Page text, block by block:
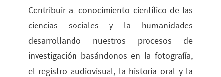
Contribuir al conocimiento científico de las
ciencias sociales y la humanidades
desarrollando nuestros procesos de
investigación basándonos en la fotografía,
el registro audiovisual, la historia oral y la